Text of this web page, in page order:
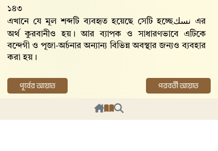
১৪৩
এখানে যে মূল শব্দটি ব্যবহৃত হয়েছে সেটি হচ্ছেنسك এর
অর্থ কুরবানীও হয়। আর ব্যাপক ও সাধারণভাবে এটিকে
বন্দেগী ও পূজা-অর্চনার অন্যান্য বিভিন্ন অবস্থার জন্যও ব্যবহার
করা হয়।
পূর্বের আয়াত পরবর্তী আয়াত